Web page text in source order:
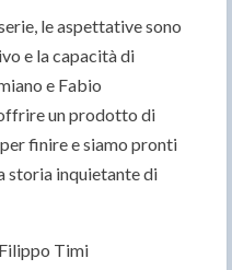
le aspettative sono
e la capacità di
e Fabio
un prodotto di
finire e siamo pronti
storia inquietante di